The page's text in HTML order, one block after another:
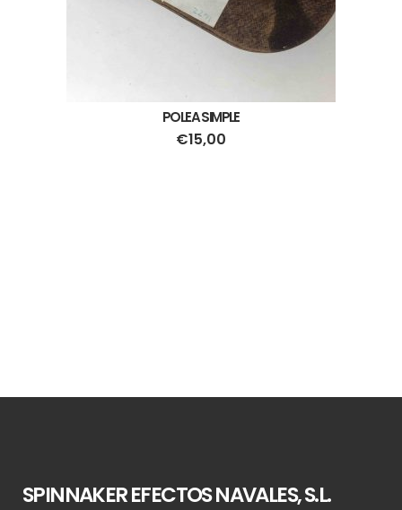
POLEA SIMPLE
€15,00
SPINNAKER EFECTOS NAVALES, S.L.